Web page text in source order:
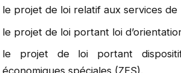
le projet de loi relatif aux services de
le projet de loi portant loi
le projet de loi portant dispositif
économiques spéciales (ZES).